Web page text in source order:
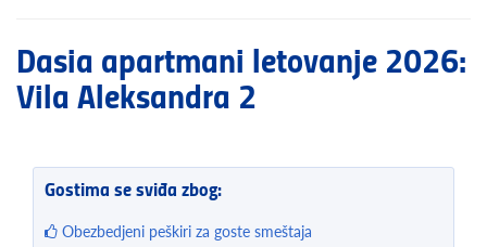
Dasia apartmani letovanje 2026:
Vila Aleksandra 2
Gostima se sviđa zbog:
Obezbedjeni peškiri za goste smeštaja